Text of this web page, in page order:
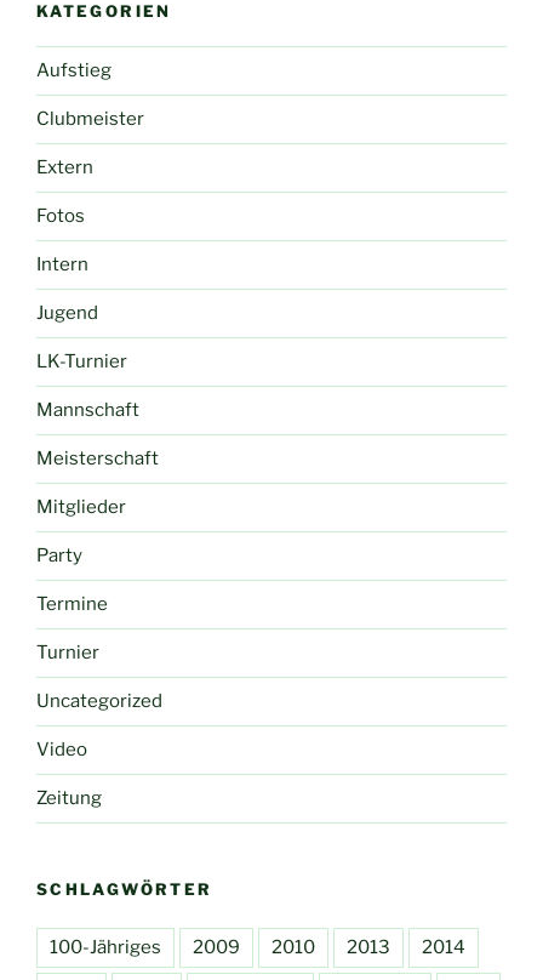
KATEGORIEN
Aufstieg
Clubmeister
Extern
Fotos
Intern
Jugend
LK-Turnier
Mannschaft
Meisterschaft
Mitglieder
Party
Termine
Turnier
Uncategorized
Video
Zeitung
SCHLAGWÖRTER
100-Jähriges 2009 2010 2013 2014